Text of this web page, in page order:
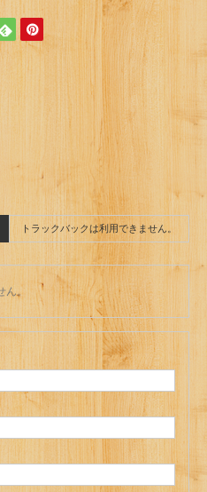
トラックバックは利用できません。
ん。